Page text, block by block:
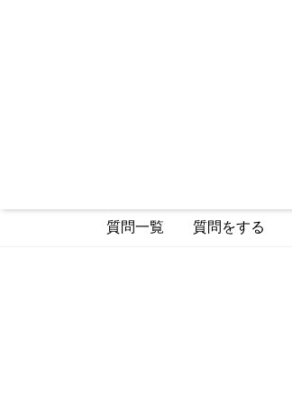
質問一覧 質問をする